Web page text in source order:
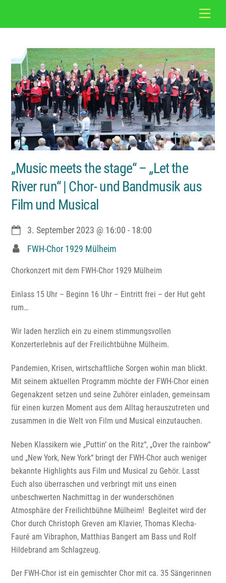
„Music meets the stage“ – „Let the
River run“ | Chor- und Bandmusik aus
Film und Musical
3. September 2023 @ 16:00 - 18:00
FWH-Chor 1929 Mülheim
Chorkonzert mit dem FWH-Chor 1929 Mülheim
Einlass 15 Uhr – Beginn 16 Uhr – Eintritt frei – der Hut geht
rum…
Wir laden herzlich ein zu einem stimmungsvollen
Konzerterlebnis auf der Freilichtbühne Mülheim.
Pandemien, Krisen, wirtschaftliche Sorgen wohin man blickt.
Mit seinem aktuellen Programm möchte der FWH-Chor einen
Gegenakzent setzen und seine Zuhörer einladen, gemeinsam
für einen kurzen Moment aus dem Alltag herauszutreten und
zusammen in die Welt von Film und Musical einzutauchen.
Neben Klassikern wie „Puttin‘ on the Ritz“, „Over the rainbow“
und „New York, New York“ bringt der FWH-Chor auch weniger
bekannte Highlights aus Film und Musical zu Gehör. Lasst
Euch also überraschen und verbringt mit uns einen
unbeschwerten Nachmittag in der wunderschönen
Atmosphäre der Freilichtbühne Mülheim! Begleitet wird der
Chor durch Christoph Greven am Klavier, Thomas Klecha-
Fauré am Vibraphon, Matthias Bangert am Bass und Rolf
Hildebrand am Schlagzeug.
Der FWH-Chor ist ein gemischter Chor mit ca. 35 Sängerinnen